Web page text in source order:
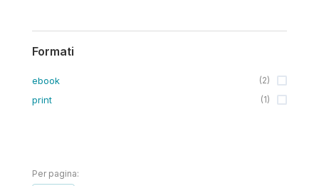
Formati
ebook (2)
print (1)
Per pagina: